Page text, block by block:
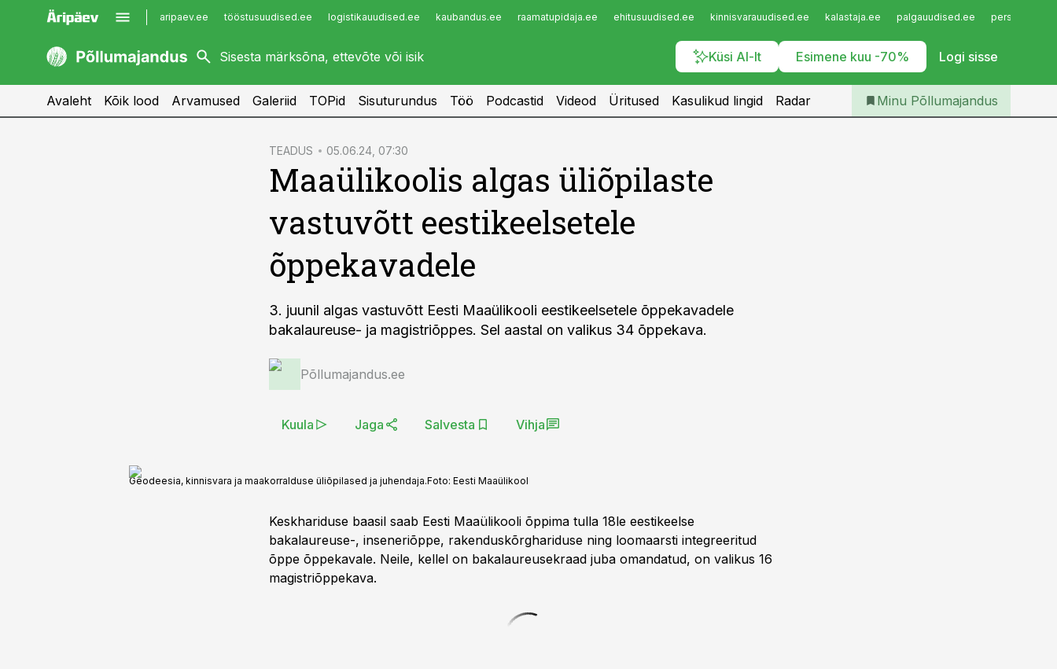
aripaev.ee tööstusuudised.ee logistikauudised.ee kaubandus.ee raamatupidaja.ee ehitusuudised.ee kinnisvarauudised.ee kalastaja.ee palgauudised.ee
Küsi AI-lt Esimene kuu -70% Logi sisse
kaubandus.ee
kinnisvarauudised.ee
imelineajalugu.ee
Infopank
Iseteenindus
Telli Põllumajandus
Avaleht Kõik lood Arvamused Galeriid TOPid Sisuturundus Töö Podcastid Videod Üritused Kasulikud lingid Radar Minu Põllumajandus
TEADUS 05.06.24, 07:30
Maaülikoolis algas üliõpilaste
vastuvõtt eestikeelsetele
õppekavadele
3. juunil algas vastuvõtt Eesti Maaülikooli eestikeelsetele õppekavadele
bakalaureuse- ja magistriõppes. Sel aastal on valikus 34 õppekava.
Põllumajandus.ee
Kuula Jaga Salvesta Vihja
Geodeesia, kinnisvara ja maakorralduse üliõpilased ja juhendaja.Foto: Eesti Maaülikool
Keskhariduse baasil saab Eesti Maaülikooli õppima tulla 18le eestikeelse
bakalaureuse-, inseneriõppe, rakenduskõrghariduse ning loomaarsti integreeritud
õppe õppekavale. Neile, kellel on bakalaureusekraad juba omandatud, on valikus 16
magistriõppekava.